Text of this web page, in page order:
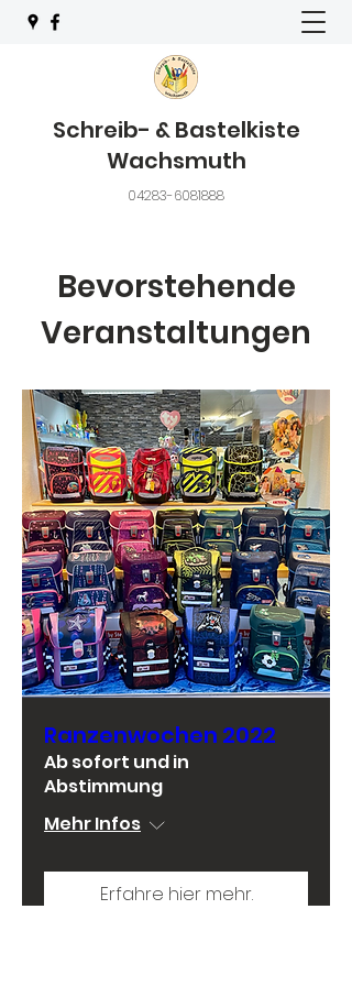
Schreib- & Bastelkiste
Wachsmuth
04283-6081888
Bevorstehende
Veranstaltungen
Ranzenwochen 2022
Ab sofort und in
Abstimmung
Mehr Infos
Erfahre hier mehr.